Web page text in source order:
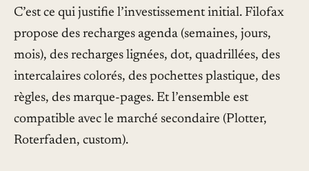
C’est ce qui justifie l’investissement initial. Filofax
propose des recharges agenda (semaines, jours,
mois), des recharges lignées, dot, quadrillées, des
intercalaires colorés, des pochettes plastique, des
règles, des marque-pages. Et l’ensemble est
compatible avec le marché secondaire (Plotter,
Roterfaden, custom).